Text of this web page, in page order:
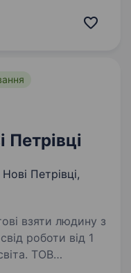
(Linde, Toyota
Нові Петрівці,
взяти людину з
роботи від 1
ТОВ